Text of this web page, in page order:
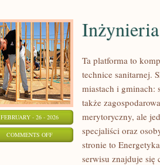
FEBRUARY - 26 - 2026
COMMENTS OFFON
INŻYNIERIA
Ta platforma to
technice sanitarnej.
miastach i gminach:
także
merytoryczny, ale
specjaliści oraz
stronie to
serwisu znajduje się